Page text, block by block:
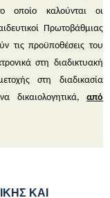
οποίο καλούνται οι
Πρωτοβάθμιας
τις προϋποθέσεις του
στη διαδικτυακή
στη διαδικασία
δικαιολογητικά, από
ΚΑΙ